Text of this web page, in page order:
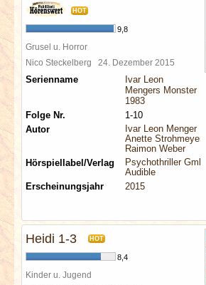
HOT
9,8
Grusel u. Horror
Nico Steckelberg 24. Dezember 2015
Serienname
Ivar Leon
Mengers Monster
1983
Folge Nr.
1-10
Autor
Ivar Leon Menger
Anette Strohmeyer
Raimon Weber
Hörspiellabel/Verlag
Psychothriller GmbH
Audible
Erscheinungsjahr
2015
Heidi 1-3 HOT
8,4
Kinder u. Jugend